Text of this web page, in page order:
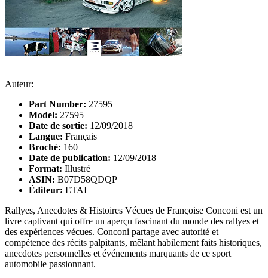
Auteur:
Part Number: 27595
Model: 27595
Date de sortie: 12/09/2018
Langue: Français
Broché: 160
Date de publication: 12/09/2018
Format: Illustré
ASIN: B07D58QDQP
Éditeur: ETAI
Rallyes, Anecdotes & Histoires Vécues de Françoise Conconi est un
livre captivant qui offre un aperçu fascinant du monde des rallyes et
des expériences vécues. Conconi partage avec autorité et
compétence des récits palpitants, mêlant habilement faits historiques,
anecdotes personnelles et événements marquants de ce sport
automobile passionnant.